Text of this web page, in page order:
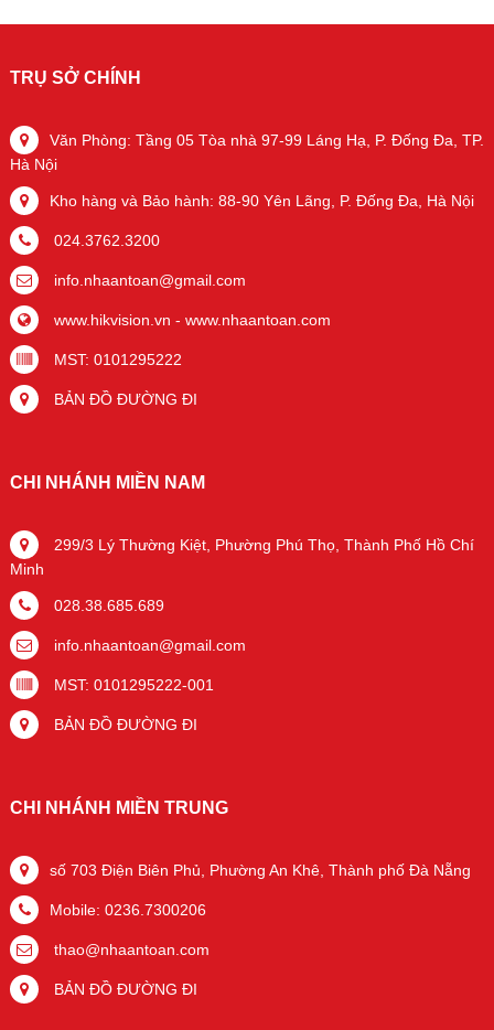
TRỤ SỞ CHÍNH
Văn Phòng: Tầng 05 Tòa nhà 97-99 Láng Hạ, P. Đống Đa, TP.
Hà Nội
Kho hàng và Bảo hành: 88-90 Yên Lãng, P. Đống Đa, Hà Nội
024.3762.3200
info.nhaantoan@gmail.com
www.hikvision.vn - www.nhaantoan.com
MST: 0101295222
BẢN ĐỒ ĐƯỜNG ĐI
CHI NHÁNH MIỀN NAM
299/3 Lý Thường Kiệt, Phường Phú Thọ, Thành Phố Hồ Chí
Minh
028.38.685.689
info.nhaantoan@gmail.com
MST: 0101295222-001
BẢN ĐỒ ĐƯỜNG ĐI
CHI NHÁNH MIỀN TRUNG
số 703 Điện Biên Phủ, Phường An Khê, Thành phố Đà Nẵng
Mobile: 0236.7300206
thao@nhaantoan.com
BẢN ĐỒ ĐƯỜNG ĐI